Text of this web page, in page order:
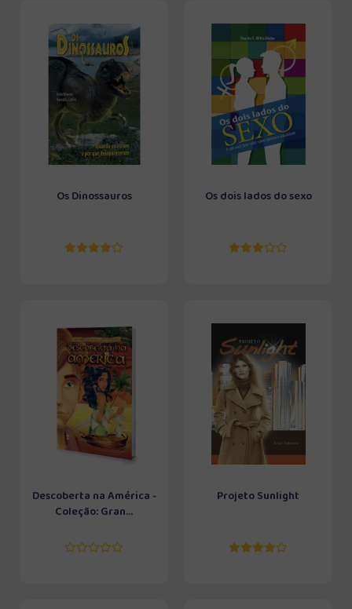
Os Dinossauros Os dois lados do sexo
Descoberta na América -
Coleção: Gran...
Projeto Sunlight